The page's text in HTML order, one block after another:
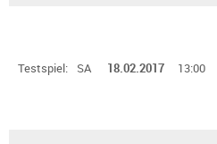
Testspiel: SA 18.02.2017 13:00